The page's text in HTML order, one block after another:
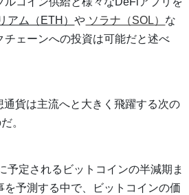
アム（ETH）や ソラナ（SOL） な
チェーンへの投資は可能だと述べ
通貨は主流へと大きく飛躍する次の
。
予定されるビットコインの半減期ま
を予測する中で、ビットコインの価